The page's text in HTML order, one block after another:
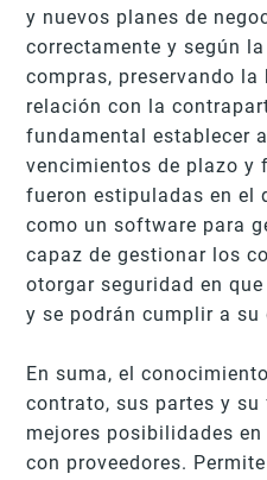
y nuevos planes de
correctamente y según
compras, preservando
relación con la
fundamental establecer
vencimientos de plazo y
fueron estipuladas en el
como un software para
capaz de gestionar los
otorgar seguridad en
y se podrán cumplir a su
En suma, el
contrato, sus partes y
mejores posibilidades
con proveedores.